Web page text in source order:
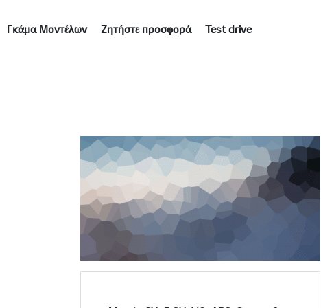
Γκάμα Μοντέλων Ζητήστε προσφορά Test drive